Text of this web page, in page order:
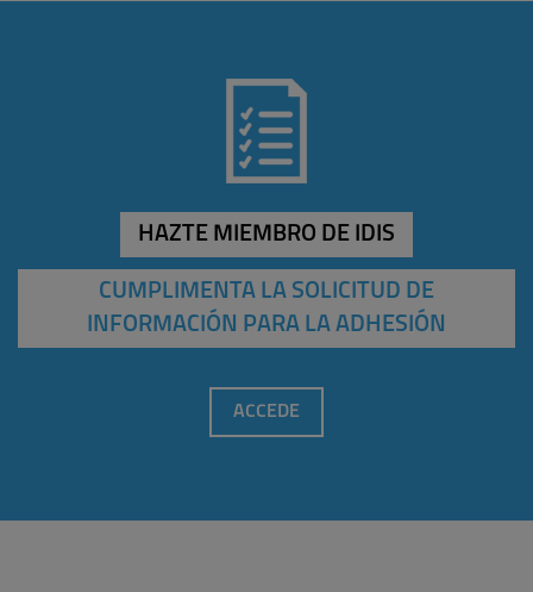
HAZTE MIEMBRO DE IDIS
CUMPLIMENTA LA SOLICITUD DE
INFORMACIÓN PARA LA ADHESIÓN
ACCEDE